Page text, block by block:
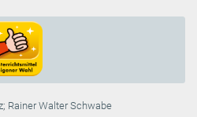
; Rainer Walter Schwabe